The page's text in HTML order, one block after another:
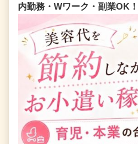
内勤務・Wワーク・副業OK